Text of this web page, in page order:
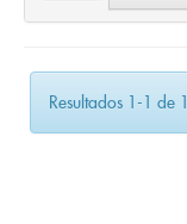
Resultados 1-1 de 1.